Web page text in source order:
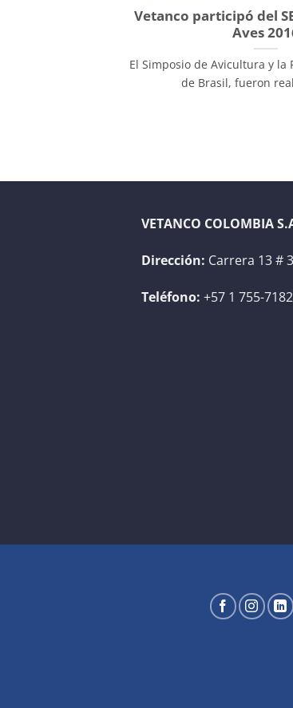
Vetanco participó del
Aves
El Simposio de Avicultura y la
de Brasil, fueron
VETANCO COLOMBIA
Dirección: Carrera 13 #
Teléfono: +57 1 755-7182